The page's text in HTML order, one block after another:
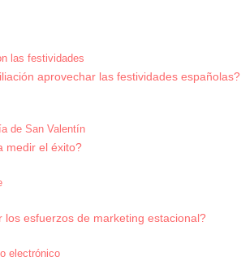
las festividades
aprovechar las festividades españolas?
de San Valentín
medir el éxito?
esfuerzos de marketing estacional?
electrónico